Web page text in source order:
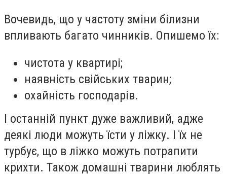
Вочевидь, що у частоту зміни білизни
впливають багато чинників. Опишемо їх:
чистота у квартирі;
наявність свійських тварин;
охайність господарів.
І останній пункт дуже важливий, адже
деякі люди можуть їсти у ліжку. І їх не
турбує, що в ліжко можуть потрапити
крихти. Також домашні тварини люблять